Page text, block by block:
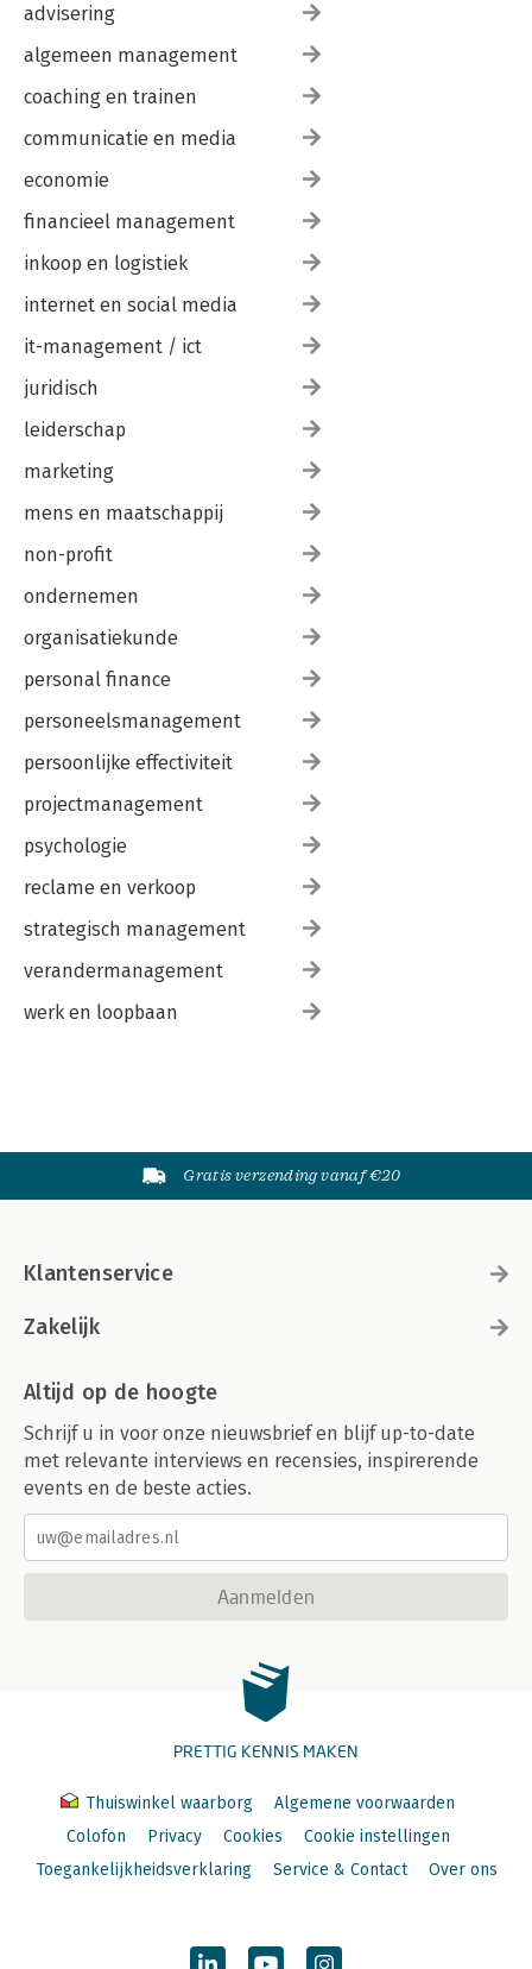
advisering
algemeen management
coaching en trainen
communicatie en media
economie
financieel management
inkoop en logistiek
internet en social media
it-management / ict
juridisch
leiderschap
marketing
mens en maatschappij
non-profit
ondernemen
organisatiekunde
personal finance
personeelsmanagement
persoonlijke effectiviteit
projectmanagement
psychologie
reclame en verkoop
strategisch management
verandermanagement
werk en loopbaan
Gratis verzending vanaf €20
Klantenservice
Zakelijk
Altijd op de hoogte
Schrijf u in voor onze nieuwsbrief en blijf up-to-date
met relevante interviews en recensies, inspirerende
events en de beste acties.
Aanmelden
PRETTIG KENNIS MAKEN
Thuiswinkel waarborg
Algemene voorwaarden
Colofon
Privacy Cookies
Cookie instellingen
Toegankelijkheidsverklaring
Service & Contact Over ons